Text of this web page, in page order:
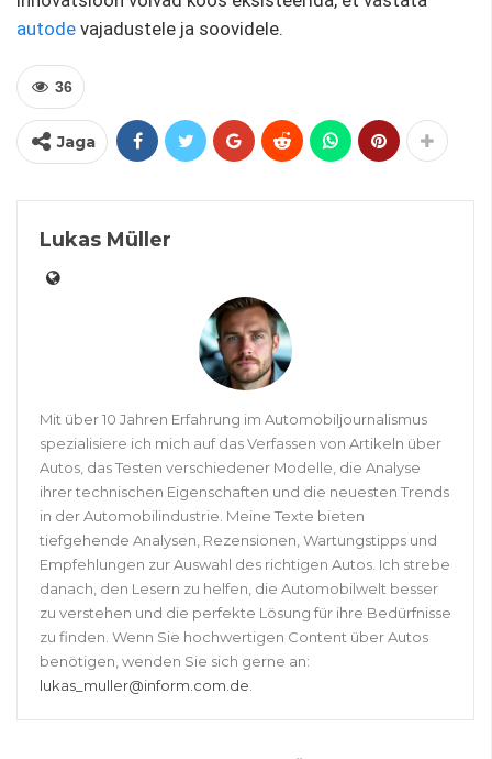
autode vajadustele ja soovidele.
36
Jaga
Lukas Müller
Mit über 10 Jahren Erfahrung im Automobiljournalismus
spezialisiere ich mich auf das Verfassen von Artikeln über
Autos, das Testen verschiedener Modelle, die Analyse
ihrer technischen Eigenschaften und die neuesten Trends
in der Automobilindustrie. Meine Texte bieten
tiefgehende Analysen, Rezensionen, Wartungstipps und
Empfehlungen zur Auswahl des richtigen Autos. Ich strebe
danach, den Lesern zu helfen, die Automobilwelt besser
zu verstehen und die perfekte Lösung für ihre Bedürfnisse
zu finden. Wenn Sie hochwertigen Content über Autos
benötigen, wenden Sie sich gerne an:
lukas_muller@inform.com.de.